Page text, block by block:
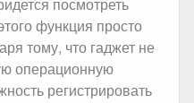
посмотреть
функция просто
тому, что гаджет не
операционную
регистрировать